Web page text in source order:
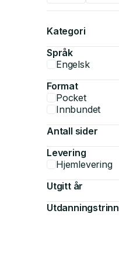
Kategori
Språk
Engelsk
Format
Pocket
Innbundet
Antall sider
Levering
Hjemlevering
Utgitt år
Utdanningstrinn